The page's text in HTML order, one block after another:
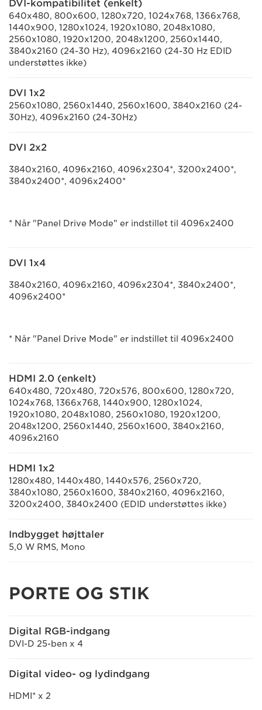
DVI-kompatibilitet (enkelt)
640x480, 800x600, 1280x720, 1024x768, 1366x768,
1440x900, 1280x1024, 1920x1080, 2048x1080,
2560x1080, 1920x1200, 2048x1200, 2560x1440,
3840x2160 (24-30 Hz), 4096x2160 (24-30 Hz EDID
understøttes ikke)
DVI 1x2
2560x1080, 2560x1440, 2560x1600, 3840x2160 (24-
30Hz), 4096x2160 (24-30Hz)
DVI 2x2
3840x2160, 4096x2160, 4096x2304*, 3200x2400*,
3840x2400*, 4096x2400*
* Når "Panel Drive Mode" er indstillet til 4096x2400
DVI 1x4
3840x2160, 4096x2160, 4096x2304*, 3840x2400*,
4096x2400*
* Når "Panel Drive Mode" er indstillet til 4096x2400
HDMI 2.0 (enkelt)
640x480, 720x480, 720x576, 800x600, 1280x720,
1024x768, 1366x768, 1440x900, 1280x1024,
1920x1080, 2048x1080, 2560x1080, 1920x1200,
2048x1200, 2560x1440, 2560x1600, 3840x2160,
4096x2160
HDMI 1x2
1280x480, 1440x480, 1440x576, 2560x720,
3840x1080, 2560x1600, 3840x2160, 4096x2160,
3200x2400, 3840x2400 (EDID understøttes ikke)
Indbygget højttaler
5,0 W RMS, Mono
PORTE OG STIK
Digital RGB-indgang
DVI-D 25-ben x 4
Digital video- og lydindgang
HDMI* x 2